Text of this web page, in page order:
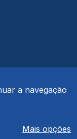
a navegação
Mais opções